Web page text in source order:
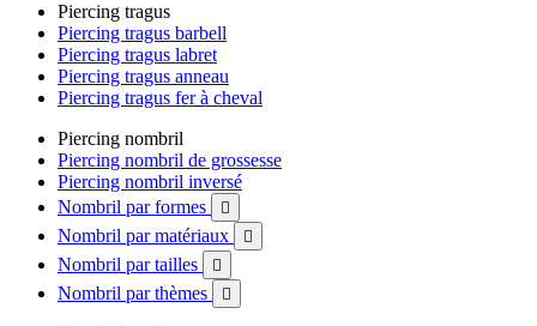
Piercing tragus
Piercing tragus barbell
Piercing tragus labret
Piercing tragus anneau
Piercing tragus fer à cheval
Piercing nombril
Piercing nombril de grossesse
Piercing nombril inversé
Nombril par formes

Nombril par matériaux 
Nombril par tailles 
Nombril par thèmes 